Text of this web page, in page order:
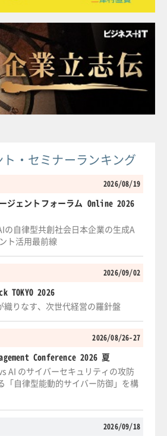
・セミナーランキング
2026/08/19
ジェントフォーラム Online 2026
の自律型共創社会日本企業の生成A
ト活用最前線
2026/09/02
TOKYO 2026
織りなす、次世代経営の羅針盤
2026/08/26-27
Conference 2026 夏
AI のサイバーセキュリティの攻防
「自律型能動的サイバー防御」を構
2026/09/18